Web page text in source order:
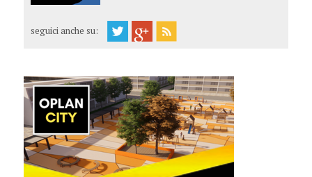
seguici anche su: